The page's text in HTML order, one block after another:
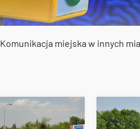
Komunikacja miejska w innych